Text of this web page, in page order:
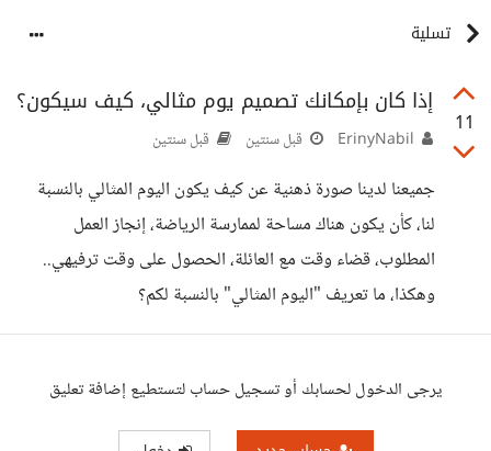
تسلية
11
إذا كان بإمكانك تصميم يوم مثالي، كيف سيكون؟
قبل سنتين قبل سنتين
جميعنا لدينا صورة ذهنية عن كيف يكون اليوم المثالي بالنسبة
لنا، كأن يكون هناك مساحة لممارسة الرياضة، إنجاز العمل
المطلوب، قضاء وقت مع العائلة، الحصول على وقت ترفيهي..
وهكذا، ما تعريف "اليوم المثالي" بالنسبة لكم؟
يرجى الدخول لحسابك أو تسجيل حساب لتستطيع إضافة تعليق